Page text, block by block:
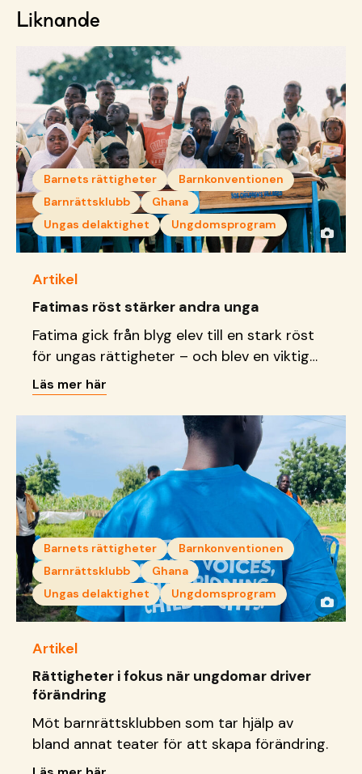
Liknande
Barnets rättigheter
Barnkonventionen
Barnrättsklubb
Ghana
Ungas delaktighet
Ungdomsprogram
Artikel
Fatimas röst stärker andra unga
Fatima gick från blyg elev till en stark röst
för ungas rättigheter – och blev en viktig
förebild för andra unga.
Läs mer här
Barnets rättigheter
Barnkonventionen
Barnrättsklubb
Ghana
Ungas delaktighet
Ungdomsprogram
Artikel
Rättigheter i fokus när ungdomar driver
förändring
Möt barnrättsklubben som tar hjälp av
bland annat teater för att skapa förändring.